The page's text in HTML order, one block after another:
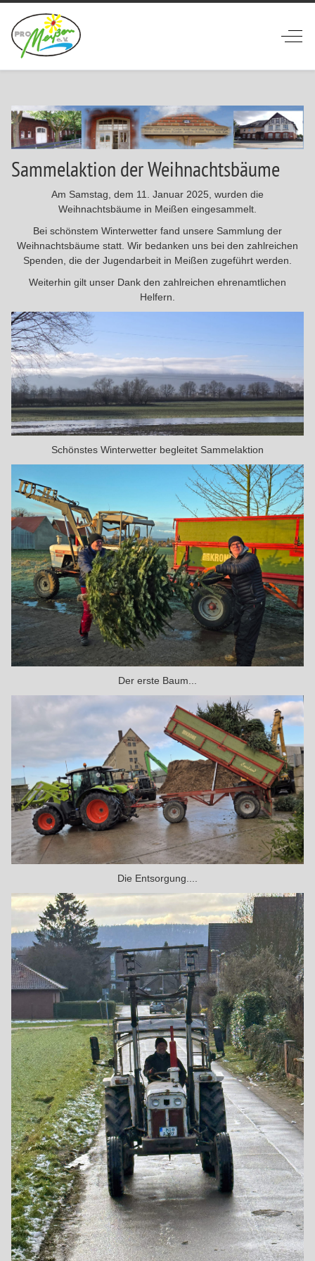
Off-
Sammelaktion der Weihnachtsbäume
Am Samstag, dem 11. Januar 2025, wurden die
Weihnachtsbäume in Meißen eingesammelt.
Bei schönstem Winterwetter fand unsere Sammlung der
Weihnachtsbäume statt. Wir bedanken uns bei den zahlreichen
Spenden, die der Jugendarbeit in Meißen zugeführt werden.
Weiterhin gilt unser Dank den zahlreichen ehrenamtlichen
Helfern.
Schönstes Winterwetter begleitet Sammelaktion
Der erste Baum...
Die Entsorgung....